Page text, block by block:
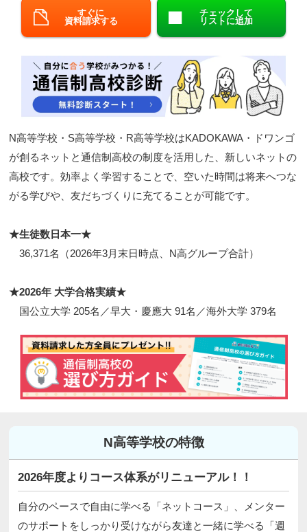
閉じる
すぐに
資料請求する
チェックして
リストに追加
N高等学校・S高等学校・R高等学校はKADOKAWA・ドワンゴ
が創るネットと通信制高校の制度を活用した、新しいネットの
高校です。効率よく学習することで、空いた時間は将来へつな
がる学びや、友だちづくりに充てることが可能です。
★生徒数日本一★
36,371名（2026年3月末日時点、N高グループ合計）
★2026年 大学合格実績★
国公立大学 205名／早大・慶應大 91名／海外大学 379名
N高等学校の特徴
2026年度よりコース体系がリニューアル！！
自分のペースで自由に学べる「ネットコース」、メンター
のサポートをしっかり受けながら友達と一緒に学べる「週